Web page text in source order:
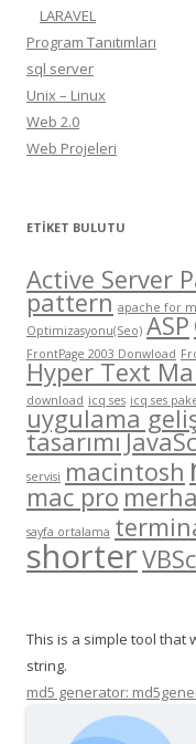
LARAVEL
Program Tanıtımları
sql server
Unix – Linux
Web 2.0
Web Projeleri
ETIKET BULUTU
Active Server
pattern apache for
Optimizasyonu(Seo) ASP
FrontPage 2003 Donwload
Hyper Text
download icq ses icq ses
uygulama
tasarımı
servisi macintosh
mac pro
sayfa ortalama
shorter
This is a simple tool that
string.
md5 generator: